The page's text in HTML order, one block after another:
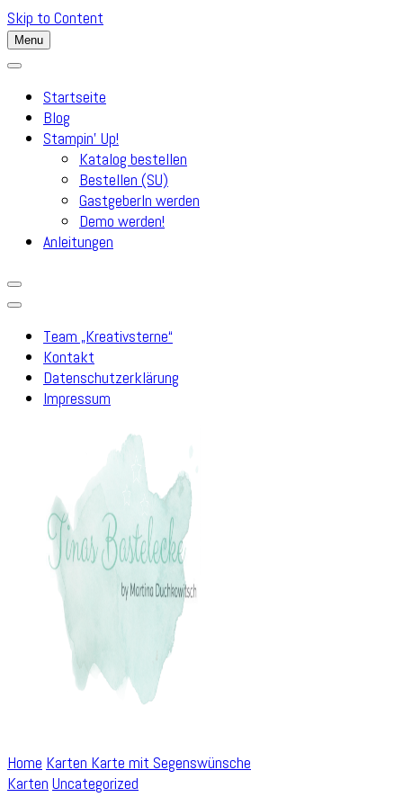
Skip to Content
Menu
Startseite
Blog
Stampin’ Up!
Katalog bestellen
Bestellen (SU)
GastgeberIn werden
Demo werden!
Anleitungen
Team „Kreativsterne“
Kontakt
Datenschutzerklärung
Impressum
Home Karten Karte mit Segenswünsche
Karten Uncategorized